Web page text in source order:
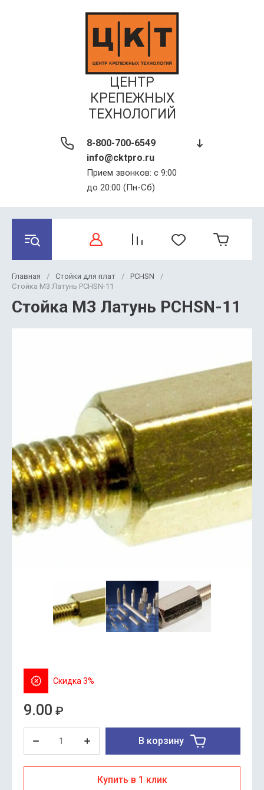
ЦЕНТР
КРЕПЕЖНЫХ
ТЕХНОЛОГИЙ
8-800-700-6549
info@cktpro.ru
Прием звонков: с 9:00
до 20:00 (Пн-Сб)
Главная / Стойки для плат / PCHSN
/
Стойка М3 Латунь PCHSN-11
Стойка М3 Латунь PCHSN-11
Скидка 3%
9.00 ₽
В корзину
Купить в 1 клик